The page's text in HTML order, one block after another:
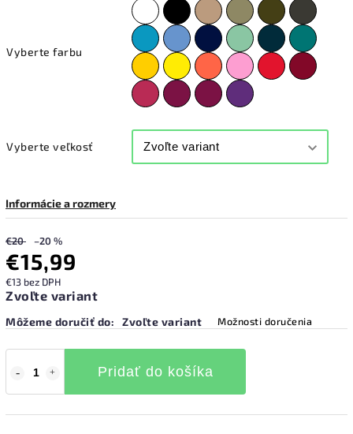
Vyberte farbu
Vyberte veľkosť
Informácie a rozmery
€20 –20 %
€15,99
€13 bez DPH
Zvoľte variant
Môžeme doručiť do: Zvoľte variant Možnosti doručenia
Pridať do košíka